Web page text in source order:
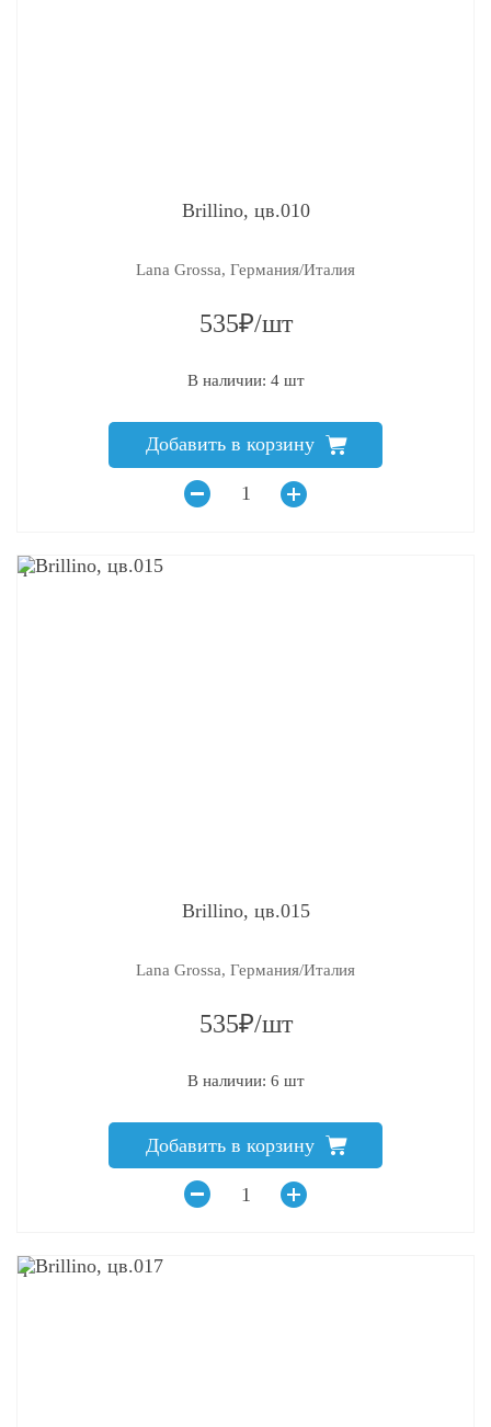
Brillino, цв.010
Lana Grossa, Германия/Италия
535₽/шт
В наличии: 4 шт
Добавить в корзину
q
Brillino, цв.015
Lana Grossa, Германия/Италия
535₽/шт
В наличии: 6 шт
Добавить в корзину
q